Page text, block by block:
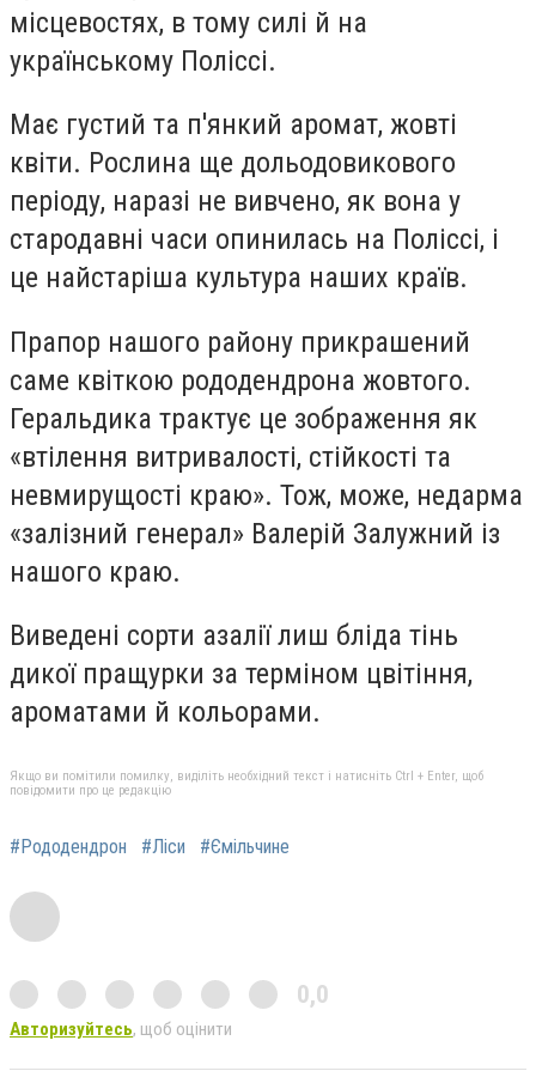
місцевостях, в тому силі й на
українському Поліссі.
Має густий та п'янкий аромат, жовті
квіти. Рослина ще дольодовикового
періоду, наразі не вивчено, як вона у
стародавні часи опинилась на Поліссі, і
це найстаріша культура наших країв.
Прапор нашого району прикрашений
саме квіткою рододендрона жовтого.
Геральдика трактує це зображення як
«втілення витривалості, стійкості та
невмирущості краю». Тож, може, недарма
«залізний генерал» Валерій Залужний із
нашого краю.
Виведені сорти азалії лиш бліда тінь
дикої пращурки за терміном цвітіння,
ароматами й кольорами.
Якщо ви помітили помилку, виділіть необхідний текст і натисніть Ctrl + Enter, щоб
повідомити про це редакцію
#Рододендрон #Ліси #Ємільчине
0,0
Авторизуйтесь, щоб оцінити